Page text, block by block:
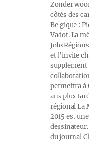
Zonder
côtés des
Belgique :
Vadot. La
et l’invite
supplément
permettra à
ans plus
régional La
2015 est
du journal